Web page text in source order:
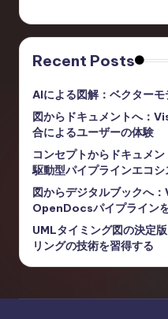
Recent Posts
AIによる図解：ベクター
図からドキュメントへ：
合によるユーザーの体験
コンセプトからドキュメ
駆動型パイプラインエコシ
図からデジタルブックへ
OpenDocsパイプライン
UMLタイミング図の決定
リングの技術を習得する